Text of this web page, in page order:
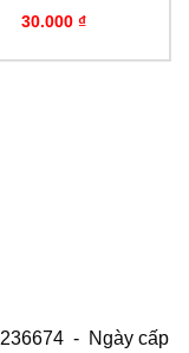
30.000 ₫
- Ngày cấp